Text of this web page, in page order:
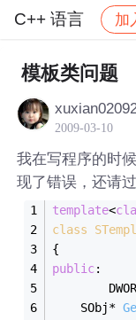
C++ 语言 加
社区 C++ 语言
模板类问题
2009-03-10
我在写程序的时
现了错误，还请
template<
class
{
public:
SObj*